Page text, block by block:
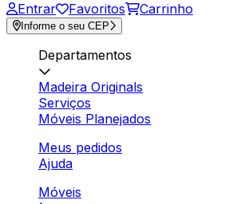
Entrar Favoritos Carrinho
Informe o seu CEP
Departamentos
Madeira Originals
Serviços
Móveis Planejados
Meus pedidos
Ajuda
Móveis